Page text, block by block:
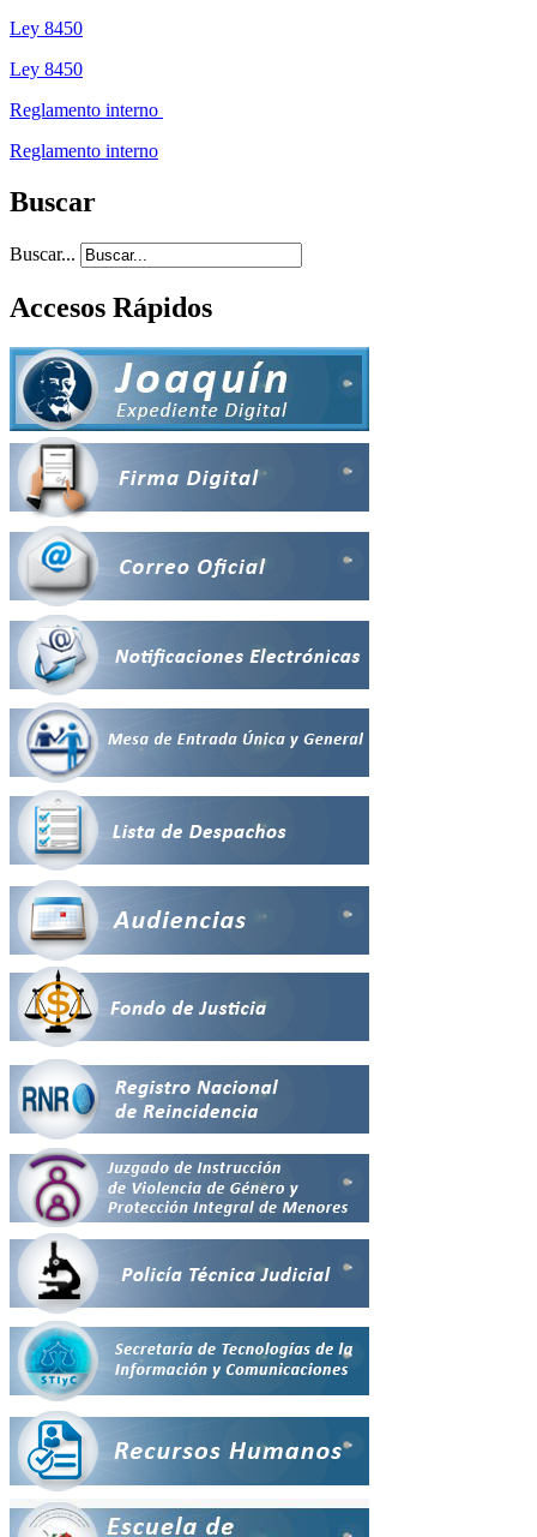
Ley 8450
Ley 8450
Reglamento interno
Reglamento interno
Buscar
Buscar...
Accesos Rápidos